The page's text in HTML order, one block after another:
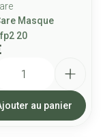
Masque
20
au panier